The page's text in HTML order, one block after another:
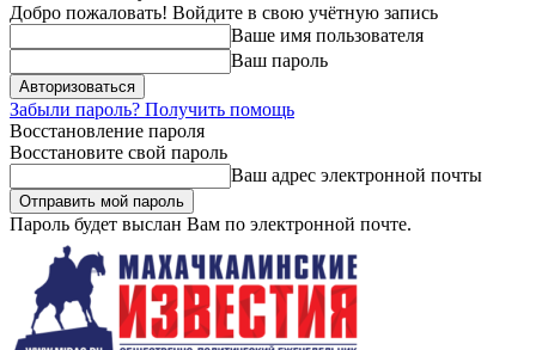
Добро пожаловать! Войдите в свою учётную запись
Ваше имя пользователя
Ваш пароль
Забыли пароль? Получить помощь
Восстановление пароля
Восстановите свой пароль
Ваш адрес электронной почты
Пароль будет выслан Вам по электронной почте.